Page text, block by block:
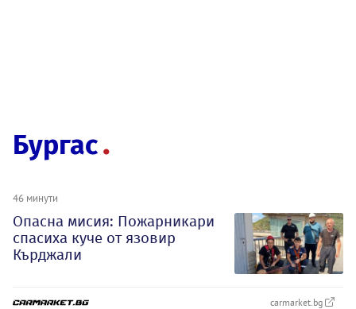
Бургас
46 минути
Опасна мисия: Пожарникари
спасиха куче от язовир
Кърджали
carmarket.bg